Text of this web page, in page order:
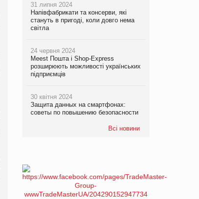
31 липня 2024
Напівфабрикати та консерви, які
стануть в пригоді, коли довго нема
світла
24 червня 2024
Meest Пошта і Shop-Express
розширюють можливості українських
підприємців
30 квітня 2024
Защита данных на смартфонах:
советы по повышению безопасности
Всі новини